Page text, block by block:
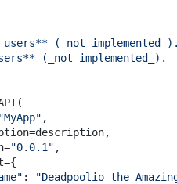
(_not implemented_).
(_not implemented_).
"MyApp" ,
"0.0.1" ,
: "Deadpoolio the